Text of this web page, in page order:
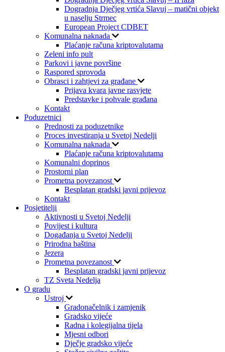
Dogradnja Dječjeg vrtića Slavuj – matični objekt
u naselju Strmec
European Project CDBET
Komunalna naknada
Plaćanje računa kriptovalutama
Zeleni info pult
Parkovi i javne površine
Raspored sprovoda
Obrasci i zahtjevi za građane
Prijava kvara javne rasvjete
Predstavke i pohvale građana
Kontakt
Poduzetnici
Prednosti za poduzetnike
Proces investiranja u Svetoj Nedelji
Komunalna naknada
Plaćanje računa kriptovalutama
Komunalni doprinos
Prostorni plan
Prometna povezanost
Besplatan gradski javni prijevoz
Kontakt
Posjetitelji
Aktivnosti u Svetoj Nedelji
Povijest i kultura
Događanja u Svetoj Nedelji
Prirodna baština
Jezera
Prometna povezanost
Besplatan gradski javni prijevoz
TZ Sveta Nedelja
O gradu
Ustroj
Gradonačelnik i zamjenik
Gradsko vijeće
Radna i kolegijalna tijela
Mjesni odbori
Dječje gradsko vijeće